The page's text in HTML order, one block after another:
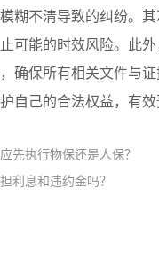
糊不清导致的纠纷。
可能的时效风险。此
确保所有相关文件与
自己的合法权益，有效
先执行物保还是人保？
利息和违约金吗？